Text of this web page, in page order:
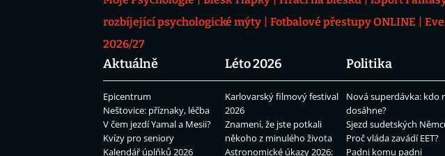
rozbíjející psychologické mýty
Fotbalové přestupy ONLINE
2026/27
Aktuálně
Epicentrum
Neštovice: příznaky, léčba
V čem jezdí Yamal a Mesii?
Kvízy pro seniory
Kalendář úplňků 2026
Léto 2026
Karlovarský filmový festival
2026
Znamení, že jste potkali
někoho z minulého života
Astronomické úkazy 2026:
Politika
Nová superdávka: kdo
dosáhne?
Sjezd sudetských
Proč vláda zavádí EET?
Padni komu padni